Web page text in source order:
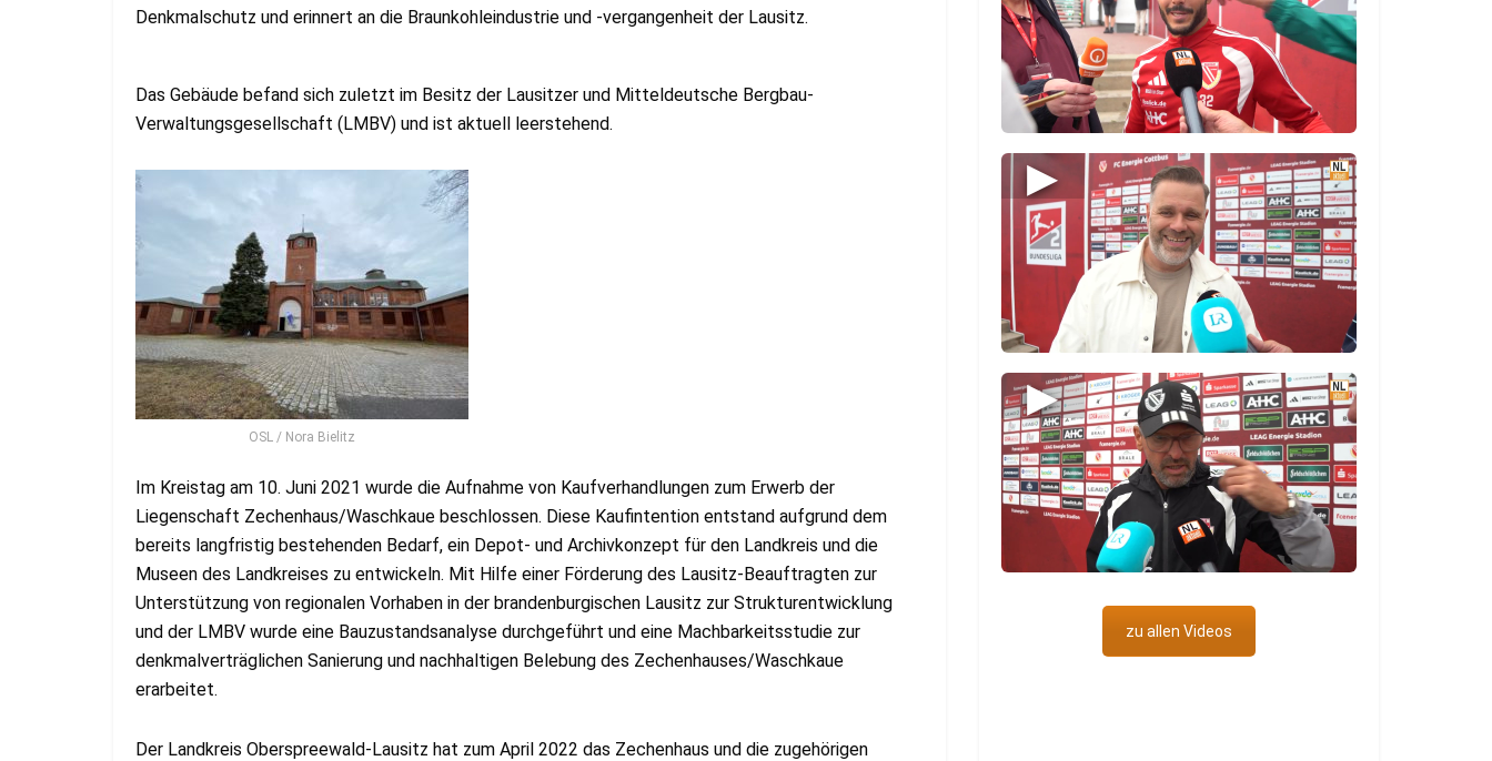
Denkmalschutz und erinnert an die Braunkohleindustrie und -vergangenheit der Lausitz.
Das Gebäude befand sich zuletzt im Besitz der Lausitzer und Mitteldeutsche Bergbau-
Verwaltungsgesellschaft (LMBV) und ist aktuell leerstehend.
OSL / Nora Bielitz
Im Kreistag am 10. Juni 2021 wurde die Aufnahme von Kaufverhandlungen zum Erwerb der
Liegenschaft Zechenhaus/Waschkaue beschlossen. Diese Kaufintention entstand aufgrund dem
bereits langfristig bestehenden Bedarf, ein Depot- und Archivkonzept für den Landkreis und die
Museen des Landkreises zu entwickeln. Mit Hilfe einer Förderung des Lausitz-Beauftragten zur
Unterstützung von regionalen Vorhaben in der brandenburgischen Lausitz zur Strukturentwicklung
und der LMBV wurde eine Bauzustandsanalyse durchgeführt und eine Machbarkeitsstudie zur
denkmalverträglichen Sanierung und nachhaltigen Belebung des Zechenhauses/Waschkaue
erarbeitet.
Der Landkreis Oberspreewald-Lausitz hat zum April 2022 das Zechenhaus und die zugehörigen
▶
▶
zu allen Videos